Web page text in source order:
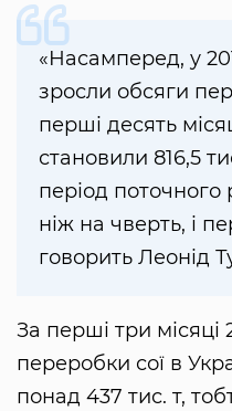
«Насамперед, у
зросли обсяги
перші десять
становили 816,5
період поточного
ніж на чверть, і
говорить Леонід
За перші три місяці
переробки сої в
понад 437 тис. т,